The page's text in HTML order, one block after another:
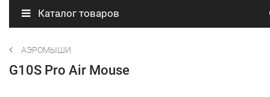
Каталог товаров
АЭРОМЫШИ
G10S Pro Air Mouse